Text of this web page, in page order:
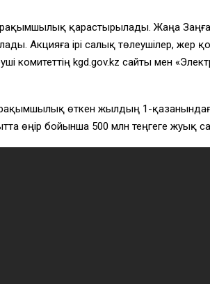
қарастырылады. Жаңа Заңға
Акцияға ірі салық төлеушілер, жер
комитеттің kgd.gov.kz сайты мен
өткен жылдың 1-
өңір бойынша 500 млн теңгеге жуық